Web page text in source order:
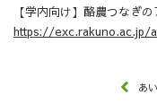
【学内向け】酪農つなぎ
https://exc.rakuno.ac.jp/
あ